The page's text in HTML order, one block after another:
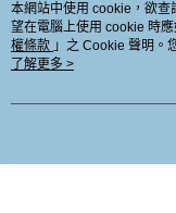
熱門標籤
本網站中使用 cookie，欲
望在電腦上使用 cookie 時
權條款 」之 Cookie 聲明。
用條款之 Cookie 聲明使用
了解更多 >